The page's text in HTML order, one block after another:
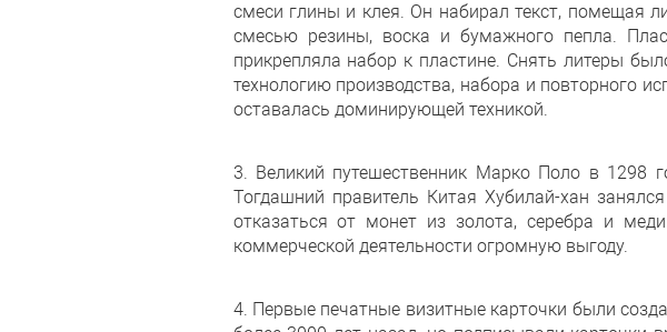
смеси глины и клея. Он набирал текст, помещая
смесью резины, воска и бумажного пепла.
прикрепляла набор к пластине. Снять литеры
технологию производства, набора и повторного
оставалась доминирующей техникой.
3. Великий путешественник Марко Поло в 1298
Тогдашний правитель Китая Хубилай-хан
отказаться от монет из золота, серебра и
коммерческой деятельности огромную выгоду.
4. Первые печатные визитные карточки были